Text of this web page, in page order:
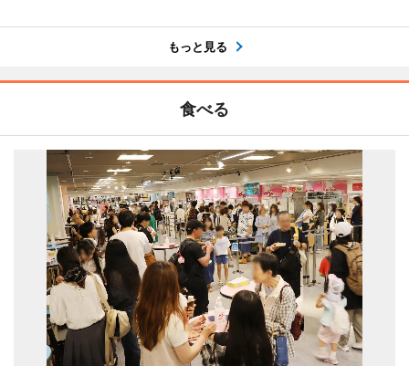
もっと見る
食べる